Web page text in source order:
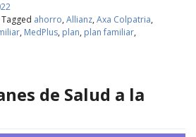
Tagged ahorro, Allianz, Axa Colpatria,
, MedPlus, plan, plan familiar,
de Salud a la